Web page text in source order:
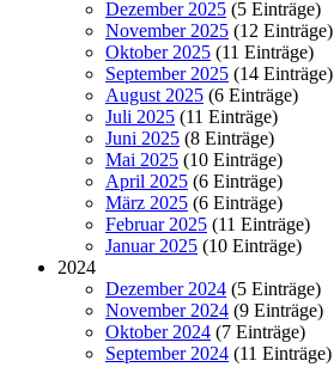
Dezember 2025 (5 Einträge)
November 2025 (12 Einträge)
Oktober 2025 (11 Einträge)
September 2025 (14 Einträge)
August 2025 (6 Einträge)
Juli 2025 (11 Einträge)
Juni 2025 (8 Einträge)
Mai 2025 (10 Einträge)
April 2025 (6 Einträge)
März 2025 (6 Einträge)
Februar 2025 (11 Einträge)
Januar 2025 (10 Einträge)
2024
Dezember 2024 (5 Einträge)
November 2024 (9 Einträge)
Oktober 2024 (7 Einträge)
September 2024 (11 Einträge)